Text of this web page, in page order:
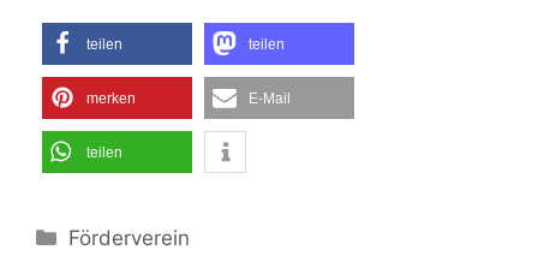
teilen teilen
merken E-Mail
teilen
Kategorien
Förderverein